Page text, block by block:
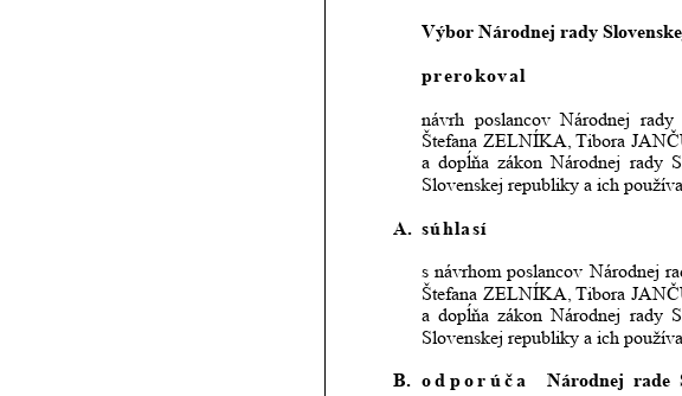
Výbor Národnej rady
prerokoval
návrh poslancov Národnej rady
Štefana ZELNÍKA, Tibora
a dopĺňa zákon Národnej rady
Slovenskej republiky a ich
A. súhlasí
s návrhom poslancov Národnej
Štefana ZELNÍKA, Tibora
a dopĺňa zákon Národnej rady
Slovenskej republiky a ich
B. odporúča Národnej  rade